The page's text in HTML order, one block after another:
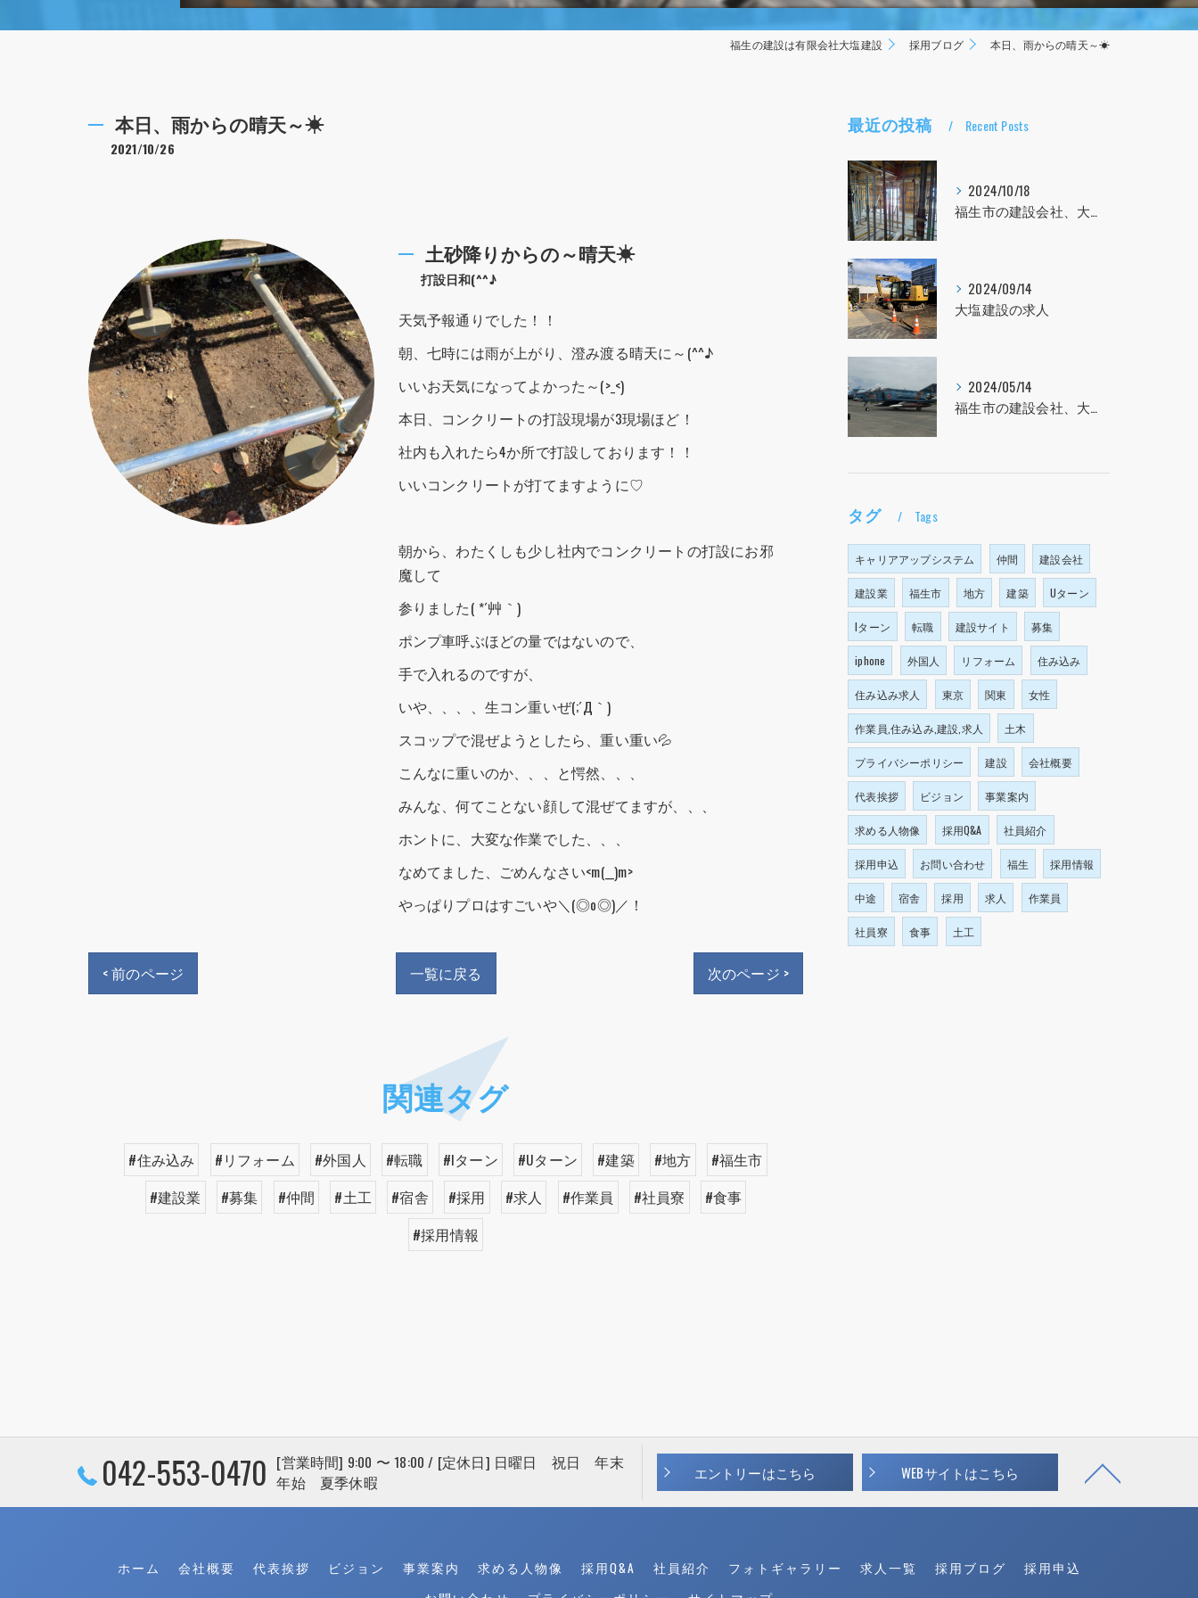
福生の建設は有限会社大塩建設 採用ブログ 本日、雨からの晴天～☀
本日、雨からの晴天～☀
2021/10/26
土砂降りからの～晴天☀
打設日和(^^♪
天気予報通りでした！！
朝、七時には雨が上がり、澄み渡る晴天に～(^^♪
いいお天気になってよかった～(>_<)
本日、コンクリートの打設現場が3現場ほど！
社内も入れたら4か所で打設しております！！
いいコンクリートが打てますように♡
朝から、わたくしも少し社内でコンクリートの打設にお邪
魔して
参りました( *´艸｀)
ポンプ車呼ぶほどの量ではないので、
手で入れるのですが、
いや、、、、生コン重いぜ(;´Д｀)
スコップで混ぜようとしたら、重い重い💦
こんなに重いのか、、、と愕然、、、
みんな、何てことない顔して混ぜてますが、、、
ホントに、大変な作業でした、、、
なめてました、ごめんなさい<m(__)m>
やっぱりプロはすごいや＼(◎o◎)／！
< 前のページ 一覧に戻る 次のページ >
関連タグ
#住み込み #リフォーム #外国人 #転職 #Iターン #Uターン #建築 #地方
#福生市
#建設業
#募集 #仲間 #土工 #宿舎 #採用 #求人 #作業員 #社員寮
#食事
#採用情報
最近の投稿 Recent Posts
2024/10/18
福生市の建設会社、大塩建設の求人！！！
2024/09/14
大塩建設の求人
2024/05/14
福生市の建設会社、大塩建設の求人！！！
タグ Tags
キャリアアップシステム 仲間 建設会社
建設業 福生市 地方 建築 Uターン
Iターン 転職 建設サイト 募集
iphone 外国人 リフォーム 住み込み
住み込み求人 東京 関東 女性
作業員,住み込み,建設,求人 土木
プライバシーポリシー 建設 会社概要
代表挨拶 ビジョン 事業案内
求める人物像 採用Q&A 社員紹介
採用申込 お問い合わせ 福生 採用情報
中途 宿舎 採用 求人 作業員
社員寮 食事 土工
042-553-0470 [営業時間] 9:00 〜 18:00 / [定休日] 日曜日 祝日 年末
年始 夏季休暇
エントリーはこちら WEBサイトはこちら
ホーム 会社概要 代表挨拶 ビジョン 事業案内 求める人物像 採用Q&A 社員紹介 フォトギャラリー 求人一覧 採用ブログ
採用申込